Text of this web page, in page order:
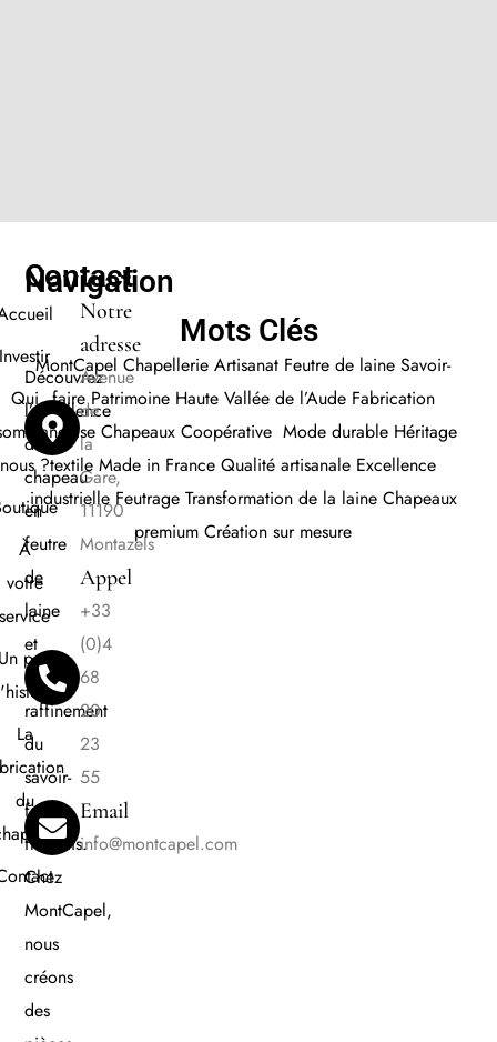
Découvrez
l’excellence
du
chapeau
en
feutre
de
laine
et
le
raffinement
du
savoir-
faire
français.
Chez
MontCapel,
nous
créons
des
Navigation
Investir
Qui
nous ?
À
votre
service
peu
La
du
Contact
Notre
adresse
Avenue
de
la
Gare,
11190
Montazels
Appel
+33
(0)4
68
20
23
55
Email
info@montcapel.com
Mots Clés
MontCapel Chapellerie Artisanat Feutre de laine Savoir-
faire Patrimoine Haute Vallée de l’Aude Fabrication
française Chapeaux Coopérative Mode durable Héritage
textile Made in France Qualité artisanale Excellence
industrielle Feutrage Transformation de la laine Chapeaux
premium Création sur mesure